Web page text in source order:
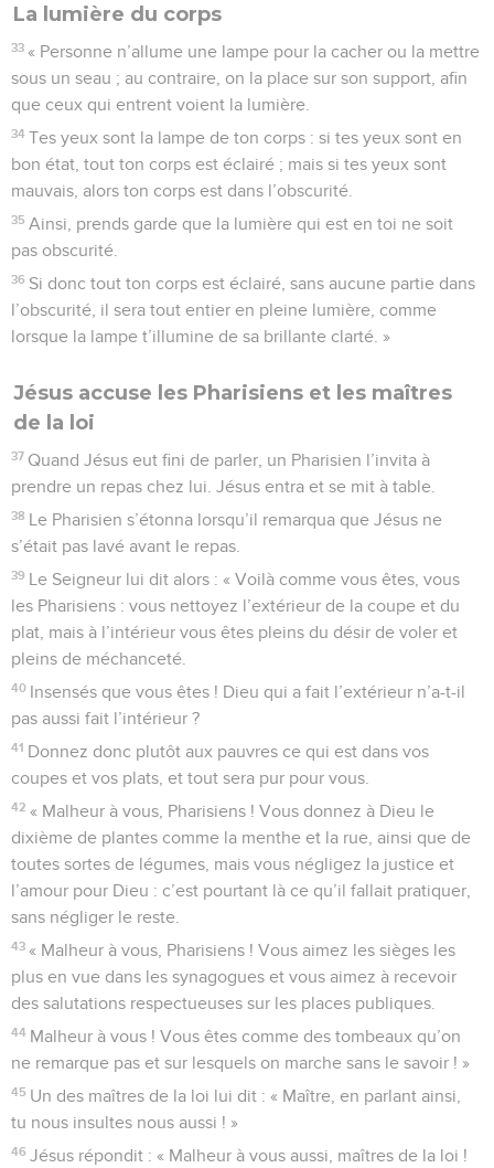
La lumière du corps
33 « Personne n’allume une lampe pour la cacher ou la mettre
sous un seau ; au contraire, on la place sur son support, afin
que ceux qui entrent voient la lumière.
34 Tes yeux sont la lampe de ton corps : si tes yeux sont en
bon état, tout ton corps est éclairé ; mais si tes yeux sont
mauvais, alors ton corps est dans l’obscurité.
35 Ainsi, prends garde que la lumière qui est en toi ne soit
pas obscurité.
36 Si donc tout ton corps est éclairé, sans aucune partie dans
l’obscurité, il sera tout entier en pleine lumière, comme
lorsque la lampe t’illumine de sa brillante clarté. »
Jésus accuse les Pharisiens et les maîtres
de la loi
37 Quand Jésus eut fini de parler, un Pharisien l’invita à
prendre un repas chez lui. Jésus entra et se mit à table.
38 Le Pharisien s’étonna lorsqu’il remarqua que Jésus ne
s’était pas lavé avant le repas.
39 Le Seigneur lui dit alors : « Voilà comme vous êtes, vous
les Pharisiens : vous nettoyez l’extérieur de la coupe et du
plat, mais à l’intérieur vous êtes pleins du désir de voler et
pleins de méchanceté.
40 Insensés que vous êtes ! Dieu qui a fait l’extérieur n’a-t-il
pas aussi fait l’intérieur ?
41 Donnez donc plutôt aux pauvres ce qui est dans vos
coupes et vos plats, et tout sera pur pour vous.
42 « Malheur à vous, Pharisiens ! Vous donnez à Dieu le
dixième de plantes comme la menthe et la rue, ainsi que de
toutes sortes de légumes, mais vous négligez la justice et
l’amour pour Dieu : c’est pourtant là ce qu’il fallait pratiquer,
sans négliger le reste.
43 « Malheur à vous, Pharisiens ! Vous aimez les sièges les
plus en vue dans les synagogues et vous aimez à recevoir
des salutations respectueuses sur les places publiques.
44 Malheur à vous ! Vous êtes comme des tombeaux qu’on
ne remarque pas et sur lesquels on marche sans le savoir ! »
45 Un des maîtres de la loi lui dit : « Maître, en parlant ainsi,
tu nous insultes nous aussi ! »
46 Jésus répondit : « Malheur à vous aussi, maîtres de la loi !